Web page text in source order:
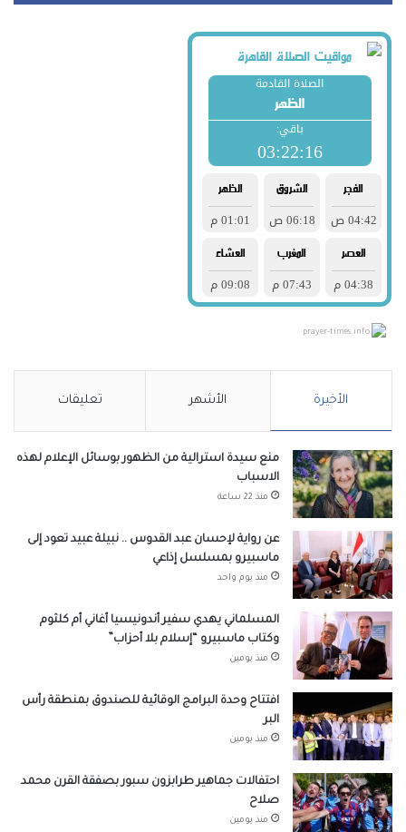
prayer-times.info
الأخيرة الأشهر تعليقات
منع سيدة استرالية من الظهور بوسائل الإعلام لهذه
الاسباب
منذ 22 ساعة
عن رواية لإحسان عبد القدوس .. نبيلة عبيد تعود إلى
ماسبيرو بمسلسل إذاعي
منذ يوم واحد
المسلماني يهدي سفير أندونيسيا أغاني أم كلثوم
وكتاب ماسبيرو “إسلام بلا أحزاب”
منذ يومين
افتتاح وحدة البرامج الوقائية للصندوق بمنطقة رأس
البر
منذ يومين
احتفالات جماهير طرابزون سبور بصفقة القرن محمد
صلاح
منذ يومين